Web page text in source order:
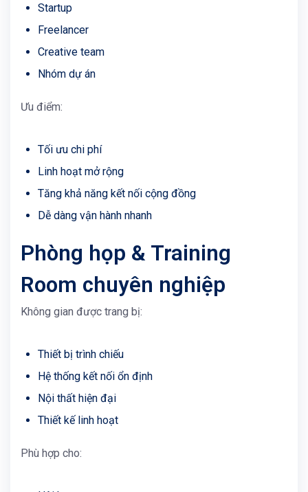
Startup
Freelancer
Creative team
Nhóm dự án
Ưu điểm:
Tối ưu chi phí
Linh hoạt mở rộng
Tăng khả năng kết nối cộng đồng
Dễ dàng vận hành nhanh
Phòng họp & Training
Room chuyên nghiệp
Không gian được trang bị:
Thiết bị trình chiếu
Hệ thống kết nối ổn định
Nội thất hiện đại
Thiết kế linh hoạt
Phù hợp cho: